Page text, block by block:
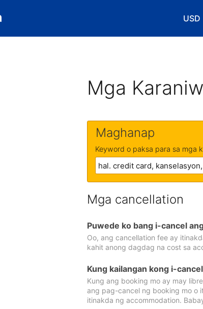
USD
Mga
Maghanap
Keyword o paksa para sa mga
Mga cancellation
Puwede ko bang i-cancel
Oo, ang cancellation fee ay
kahit anong dagdag na cost sa
Kung kailangan kong i-
Kung ang booking mo ay may
ang pag-cancel ng booking mo o
itinakda ng accommodation.